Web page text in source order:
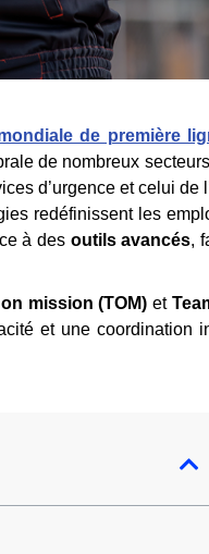
de première
de nombreux
d’urgence et celui de
redéfinissent les
à des outils avancés,
mission (TOM) et
et une coordination